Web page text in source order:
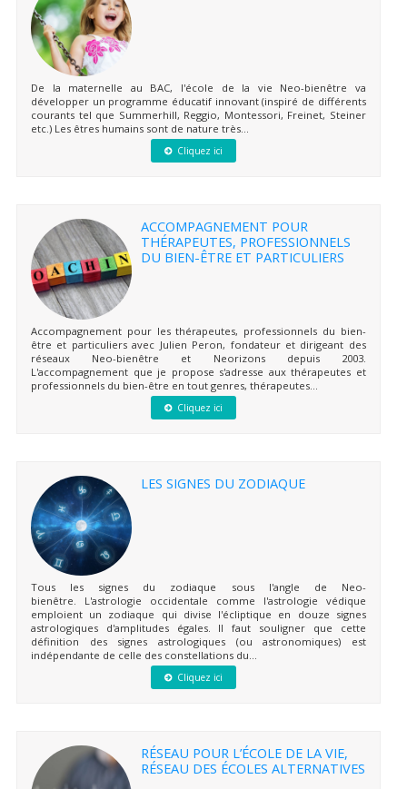
De la maternelle au BAC, l'école de la vie Neo-bienêtre va
développer un programme éducatif innovant (inspiré de différents
courants tel que Summerhill, Reggio, Montessori, Freinet, Steiner
etc.) Les êtres humains sont de nature très...
Cliquez ici
ACCOMPAGNEMENT POUR
THÉRAPEUTES, PROFESSIONNELS
DU BIEN-ÊTRE ET PARTICULIERS
Accompagnement pour les thérapeutes, professionnels du bien-
être et particuliers avec Julien Peron, fondateur et dirigeant des
réseaux Neo-bienêtre et Neorizons depuis 2003.
L'accompagnement que je propose s'adresse aux thérapeutes et
professionnels du bien-être en tout genres, thérapeutes...
Cliquez ici
LES SIGNES DU ZODIAQUE
Tous les signes du zodiaque sous l'angle de Neo-
bienêtre. L'astrologie occidentale comme l'astrologie védique
emploient un zodiaque qui divise l'écliptique en douze signes
astrologiques d'amplitudes égales. Il faut souligner que cette
définition des signes astrologiques (ou astronomiques) est
indépendante de celle des constellations du...
Cliquez ici
RÉSEAU POUR L’ÉCOLE DE LA VIE,
RÉSEAU DES ÉCOLES ALTERNATIVES